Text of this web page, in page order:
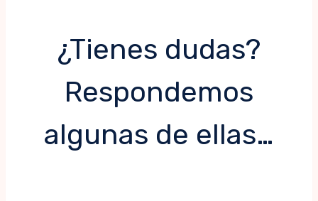
¿Tienes dudas?
Respondemos
algunas de ellas…